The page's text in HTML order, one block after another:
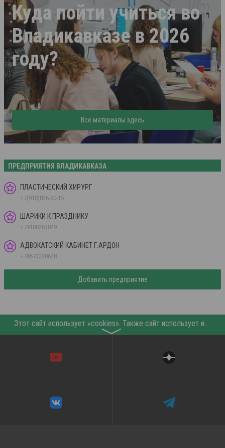
Куда пойти учиться во
Владикавказе в 2026
году?
Все материалы здесь
ПРЕДПРИЯТИЯ ВЛАДИКАВКАЗА
ПЛАСТИЧЕСКИЙ ХИРУРГ
+7(918)826-30-15
ШАРИКИ К ПРАЗДНИКУ
+79188263849
АДВОКАТСКИЙ КАБИНЕТ Г.АРДОН
+78673230628
Добавить предприятие
Этот сайт использует «cookies». Также сайт использует интернет-сервис для сбора технических данных касательно посетителей с целью получения маркетинговой и статистической информации. Условия обработки данных посетителей сайта см.
〉